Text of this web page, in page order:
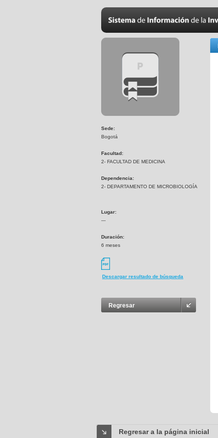
Sede:
Bogotá
Facultad:
2- FACULTAD DE MEDICINA
Dependencia:
2- DEPARTAMENTO DE MICROBIOLOGÍA
Lugar:
---
Duración:
6 meses
Descargar resultado de búsqueda
Regresar
Regresar a la página inicial